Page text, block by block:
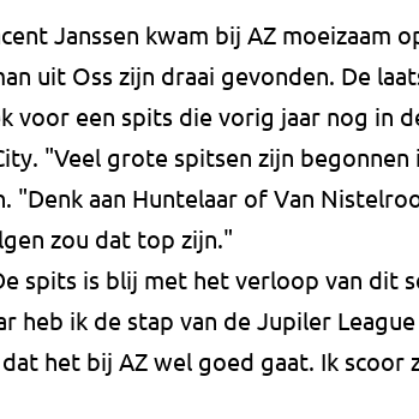
Janssen kwam bij AZ moeizaam
uit Oss zijn draai gevonden. De
voor een spits die vorig jaar nog in
"Veel grote spitsen zijn begonnen
"Denk aan Huntelaar of Van
zou dat top zijn."
spits is blij met het verloop van dit
heb ik de stap van de Jupiler
het bij AZ wel goed gaat. Ik scoor